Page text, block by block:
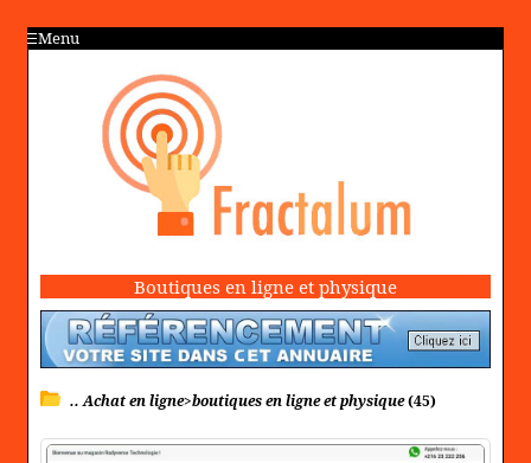
Menu
Boutiques en ligne et physique
.. Achat en ligne>boutiques en ligne et physique(45)